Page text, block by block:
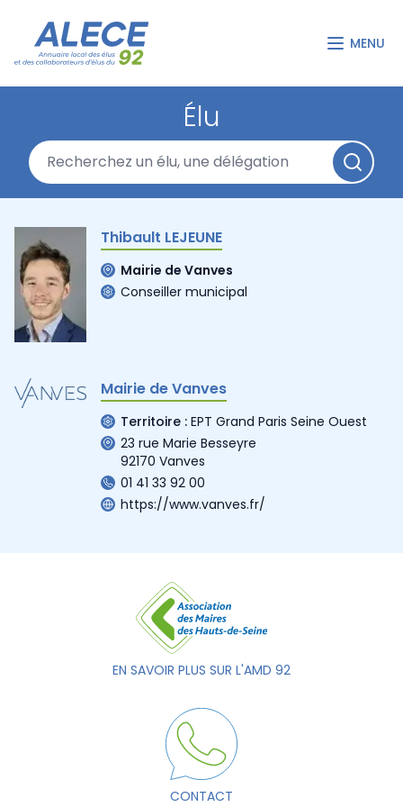
MENU
Élu
Thibault LEJEUNE
Mairie de Vanves
Conseiller municipal
Mairie de Vanves
Territoire : EPT Grand Paris Seine Ouest
23 rue Marie Besseyre
92170 Vanves
01 41 33 92 00
https://www.vanves.fr/
EN SAVOIR PLUS SUR L'AMD 92
CONTACT